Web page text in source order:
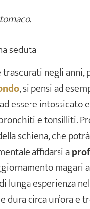
seduta
negli
, si pensi ad
essere
e tonsilliti.
schiena, che
affidarsi a
magari
esperienza
circa un’ora e